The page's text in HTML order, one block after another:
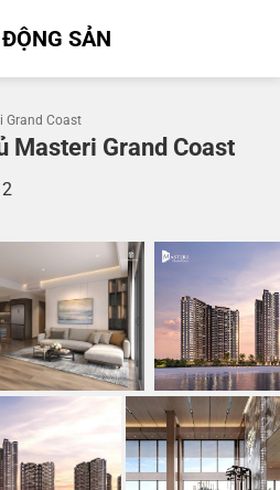
SẢN
Grand Coast
Masteri Grand Coast